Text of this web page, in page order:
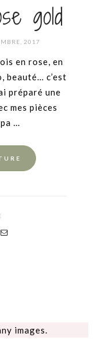
gold
2017
en rose, en
beauté… c’est
préparé une
mes pièces
…
images.